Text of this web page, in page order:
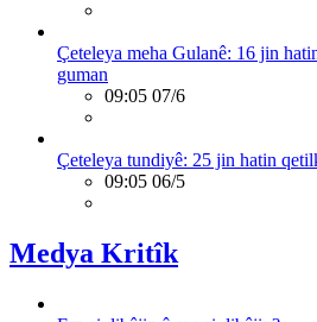
Çeteleya meha Gulanê: 16 jin
guman
09:05 07/6
Çeteleya tundiyê: 25 jin hatin
09:05 06/5
Medya Kritîk